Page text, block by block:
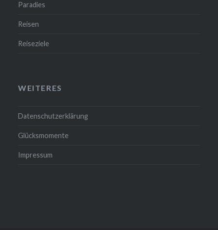
Paradies
Reisen
Reiseziele
WEITERES
Datenschutzerklärung
Glücksmomente
Impressum